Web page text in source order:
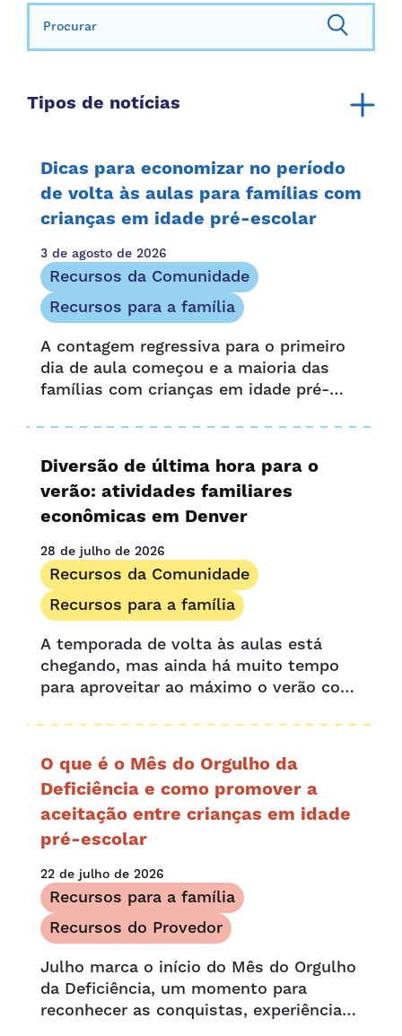
Procurar:
Tipos de notícias
Relatório anual
Recursos da Comunidade
Recursos para a família
Histórias de família
Menção na mídia
Boletim informativo
Oportunidade e acesso
Comunicado de imprensa
Recursos do Provedor
Histórias de provedores
Pesquisar
Dicas para economizar no período
de volta às aulas para famílias com
crianças em idade pré-escolar
3 de agosto de 2026
Recursos da Comunidade
Recursos para a família
A contagem regressiva para o primeiro
dia de aula começou e a maioria das
famílias com crianças em idade pré-
na volta às aulas. Com a volta às aulas,
surge uma nova lista de itens para o
seu...
Diversão de última hora para o
verão: atividades familiares
econômicas em Denver
28 de julho de 2026
Recursos da Comunidade
Recursos para a família
A temporada de volta às aulas está
chegando, mas ainda há muito tempo
para aproveitar ao máximo o verão com
Agosto está repleto de oportunidades
para os moradores de Denver...
O que é o Mês do Orgulho da
Deficiência e como promover a
aceitação entre crianças em idade
pré-escolar
22 de julho de 2026
Recursos para a família
Recursos do Provedor
Julho marca o início do Mês do Orgulho
da Deficiência, um momento para
reconhecer as conquistas, experiências